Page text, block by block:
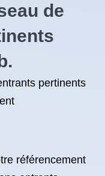
de
pertinents
référencement